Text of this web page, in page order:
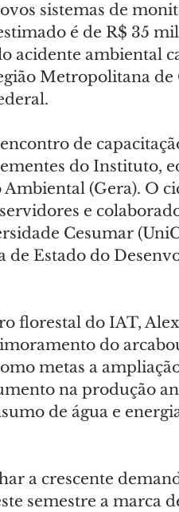
sistemas de
é de R$ 35
acidente ambiental
Metropolitana
de
do Instituto,
(Gera). O
e
Cesumar
de Estado do
florestal do IAT,
do
metas a
na produção
de água e
a crescente
semestre a marca